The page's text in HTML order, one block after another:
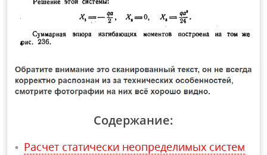
Содержание:
Расчет статически неопределимых систем